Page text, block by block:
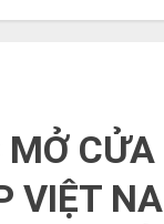
MỞ
VIỆT